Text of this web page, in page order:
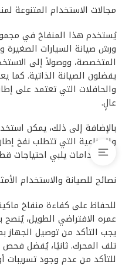
مجالات الاستخدام المتنوعة
يُستخدم هذا المنفاخ في
ورش صيانة السيارات الصغيرة
المتخصصة، ووصولاً إلى
يفضلون الصيانة الذاتية. كما
والحافلات التي تعتمد على
عالٍ.
بالإضافة إلى ذلك، يمكن
والصناعية التي تتطلب نفخ
الاستخدامات يلبي احتياجات
نصائح للصيانة والاستخدام
للحفاظ على كفاءة منفاخ
عمره الافتراضي الطويل، يُنصح
يجب التأكد من توصيل الجهاز
تلف المحرك. ثانيًا، يُفضل
للتأكد من عدم وجود تسريبات